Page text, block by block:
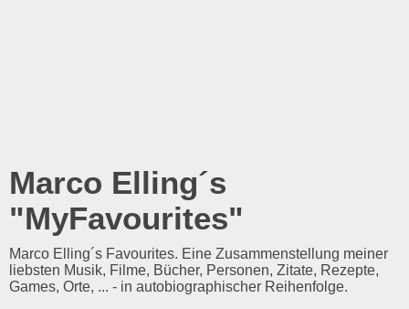
Marco Elling´s
"MyFavourites"
Marco Elling´s Favourites. Eine Zusammenstellung meiner
liebsten Musik, Filme, Bücher, Personen, Zitate, Rezepte,
Games, Orte, ... - in autobiographischer Reihenfolge.